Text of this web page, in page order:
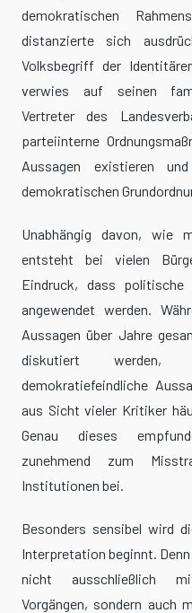
demokratischen
distanzierte sich
Volksbegriff der
verwies auf seinen
Vertreter des
parteiinterne
Aussagen existieren
demokratischen
Unabhängig davon, wie
entsteht bei vielen
Eindruck, dass
angewendet werden.
Aussagen über Jahre
diskutiert werden,
demokratiefeindliche
aus Sicht vieler Kritiker
Genau dieses
zunehmend zum
Institutionen bei.
Besonders sensibel wird
Interpretation beginnt.
nicht ausschließlich
Vorgängen, sondern auch